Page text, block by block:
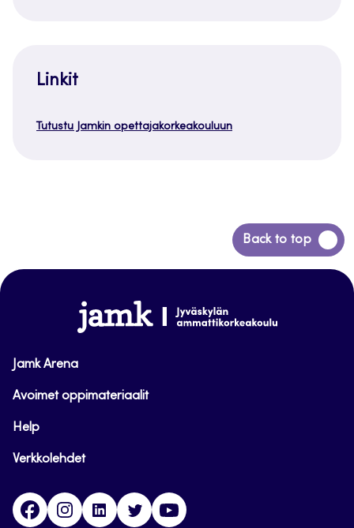
Linkit
Tutustu Jamkin opettajakorkeakouluun
Back to top
Siirry
takaisin
www.jamk.fi
Jamk Arena
Avoimet oppimateriaalit
Help
Verkkolehdet
FacebookInstagramLinkedinTwitter